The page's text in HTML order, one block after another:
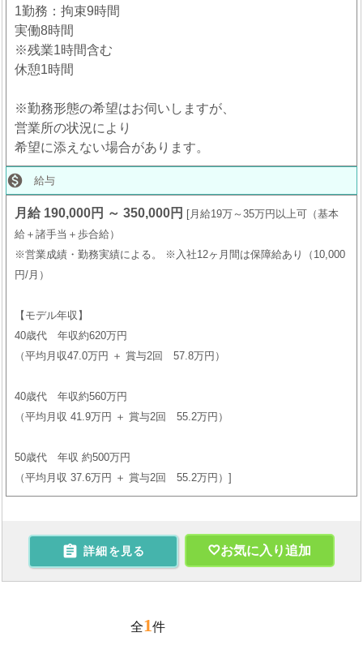
1勤務：拘束9時間
実働8時間
※残業1時間含む
休憩1時間
※勤務形態の希望はお伺いしますが、
営業所の状況により
希望に添えない場合があります。
 給与
月給 190,000円 ～ 350,000円
月給19万～35万円以上可（基本
給＋諸手当＋歩合給）
※営業成績・勤務実績による。 ※入社12ヶ月間は保障給あり（10,000
円/月）
【モデル年収】
40歳代 年収約620万円
（平均月収47.0万円 ＋ 賞与2回 57.8万円）
40歳代 年収約560万円
（平均月収 41.9万円 ＋ 賞与2回 55.2万円）
50歳代 年収 約500万円
（平均月収 37.6万円 ＋ 賞与2回 55.2万円）
 詳細を見る お気に入り追加
全1件